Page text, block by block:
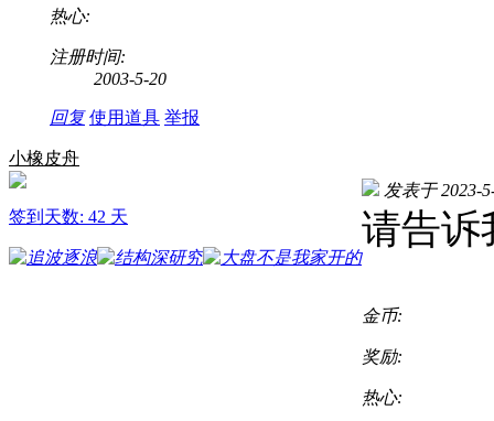
热心:
注册时间:
2003-5-20
回复 使用道具 举报
小橡皮舟
签到天数: 42 天
发表于 2023-
请告诉
金币:
奖励:
热心: